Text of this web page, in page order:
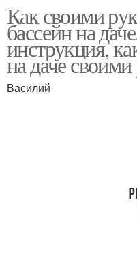
Бассейн во дворе
Каркасный бассейн
Как своими
бассейн на
инструкция,
на даче
Василий